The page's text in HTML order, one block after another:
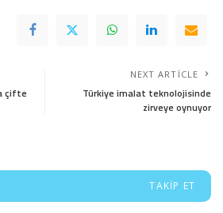
çifte
NEXT ARTICLE
Türkiye imalat teknolojisinde
zirveye oynuyor
TAKIP ET